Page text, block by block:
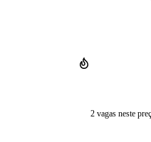
2 vagas neste